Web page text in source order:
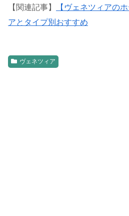
【関連記事】
【ヴェネツィアの
アとタイプ別おすすめ
ヴェネツィア